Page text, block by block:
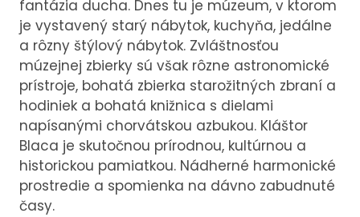
fantázia ducha. Dnes tu je múzeum, v ktorom
je vystavený starý nábytok, kuchyňa, jedálne
a rôzny štýlový nábytok. Zvláštnosťou
múzejnej zbierky sú však rôzne astronomické
prístroje, bohatá zbierka starožitných zbraní a
hodiniek a bohatá knižnica s dielami
napísanými chorvátskou azbukou. Kláštor
Blaca je skutočnou prírodnou, kultúrnou a
historickou pamiatkou. Nádherné harmonické
prostredie a spomienka na dávno zabudnuté
časy.